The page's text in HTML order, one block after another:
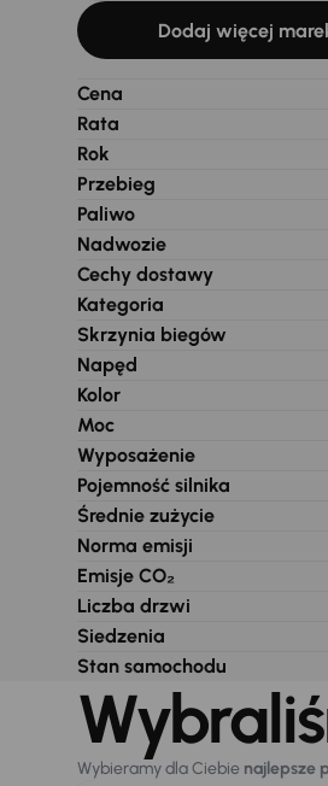
Dodaj więcej
Cena
Rata
Rok
Przebieg
Paliwo
Nadwozie
Cechy dostawy
Kategoria
Skrzynia biegów
Napęd
Kolor
Moc
Wyposażenie
Pojemność silnika
Średnie zużycie
Norma emisji
Emisje CO₂
Liczba drzwi
Siedzenia
Stan samochodu
Wybieramy dla Ciebie najlepsze